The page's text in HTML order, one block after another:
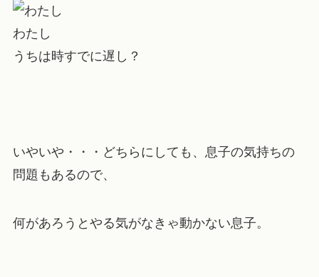
わたし
うちは時すでに遅し？
いやいや・・・どちらにしても、息子の気持ちの
問題もあるので、
何があろうとやる気がなきゃ動かない息子。